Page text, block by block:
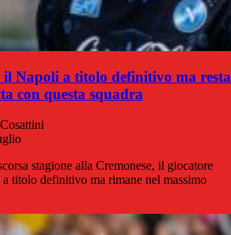
il Napoli a titolo definitivo ma resta
con questa squadra
stagione alla Cremonese, il giocatore
a titolo definitivo ma rimane nel massimo